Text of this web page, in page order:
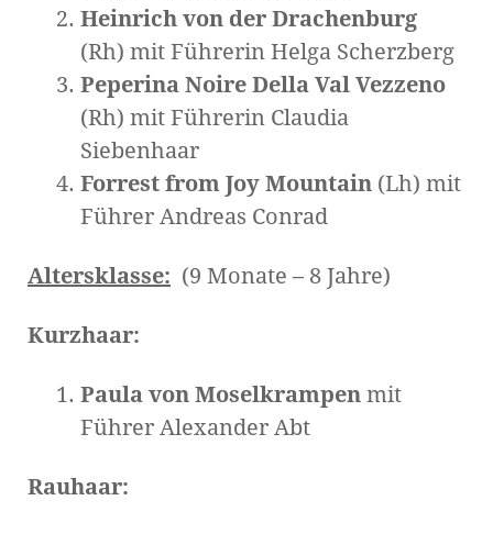
Heinrich von der Drachenburg
(Rh) mit Führerin Helga Scherzberg
Peperina Noire Della Val Vezzeno
(Rh) mit Führerin Claudia
Siebenhaar
Forrest from Joy Mountain (Lh) mit
Führer Andreas Conrad
Altersklasse: (9 Monate – 8 Jahre)
Kurzhaar:
Paula von Moselkrampen mit
Führer Alexander Abt
Rauhaar: